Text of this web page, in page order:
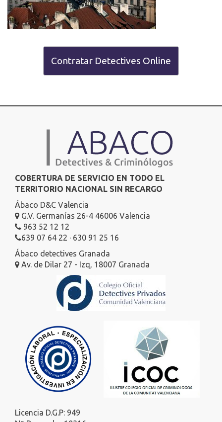
Contratar Detectives Online
COBERTURA DE SERVICIO EN TODO EL
TERRITORIO NACIONAL SIN RECARGO
Ábaco D&C Valencia
G.V. Germanías 26-4 46006 Valencia
963 52 12 12
639 07 64 22 · 630 91 25 16
Ábaco detectives Granada
Av. de Dilar 27 - Izq, 18007 Granada
Licencia D.G.P: 949